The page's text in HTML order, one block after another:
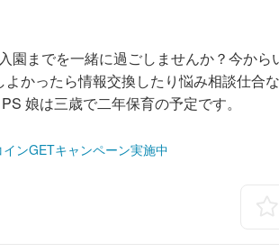
園までを一緒に過ごしませんか？今か
かったら情報交換したり悩み相談仕合
娘は三歳で二年保育の予定です。
ンGETキャンペーン実施中